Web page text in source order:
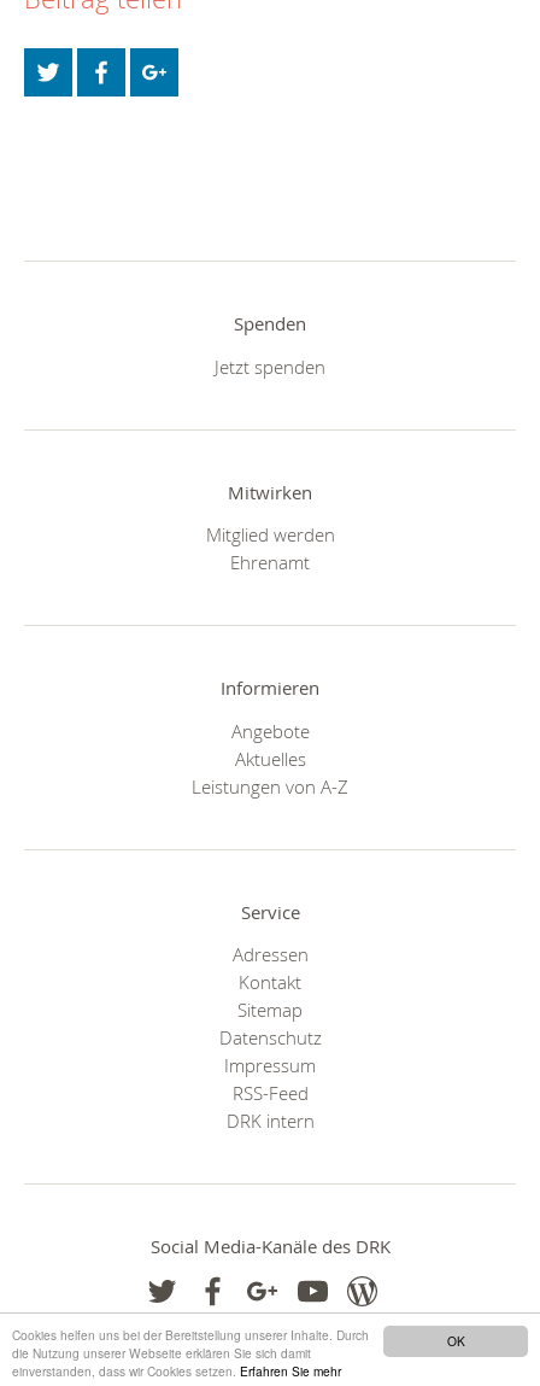
OK
Cookies helfen uns bei der Bereitstellung unserer Inhalte. Durch
die Nutzung unserer Webseite erklären Sie sich damit
einverstanden, dass wir Cookies setzen. Erfahren Sie mehr
Spenden
Jetzt spenden
Mitwirken
Mitglied werden
Ehrenamt
Informieren
Angebote
Aktuelles
Leistungen von A-Z
Service
Adressen
Kontakt
Sitemap
Datenschutz
Impressum
RSS-Feed
DRK intern
Social Media-Kanäle des DRK